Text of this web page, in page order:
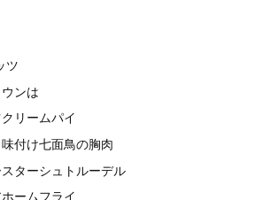
ツ
ンは
リームパイ
付け七面鳥の胸肉
ターシュトルーデル
ームフライ